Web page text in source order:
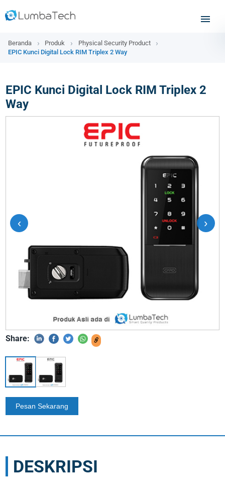
Beranda Produk
Physical Security Product
EPIC Kunci Digital Lock RIM Triplex 2 Way
EPIC Kunci Digital Lock RIM Triplex 2
Way
‹ ›
Share:
DESKRIPSI